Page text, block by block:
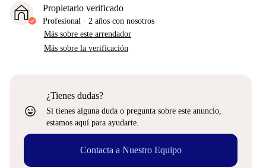
Propietario verificado
Profesional · 2 años con nosotros
Más sobre este arrendador
Más sobre la verificación
sentiment_very_satisfied
¿Tienes dudas?
Si tienes alguna duda o pregunta sobre este anuncio,
estamos aquí para ayudarte.
Contacta a Nuestro Equipo